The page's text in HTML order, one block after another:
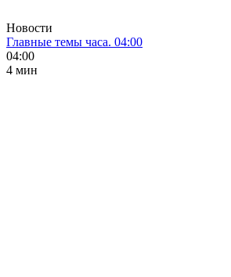
Новости
Главные темы часа. 04:00
04:00
4 мин